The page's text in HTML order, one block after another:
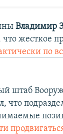
Владимир
жесткое
по
штаб
что